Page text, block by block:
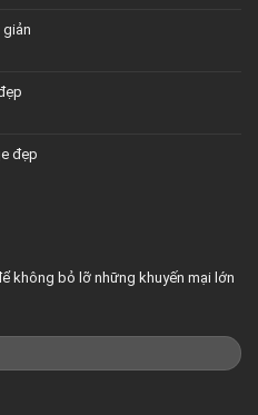
đẹp
không bỏ lỡ những khuyến mại lớn